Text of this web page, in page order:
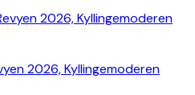
2026, Kyllingemoderen